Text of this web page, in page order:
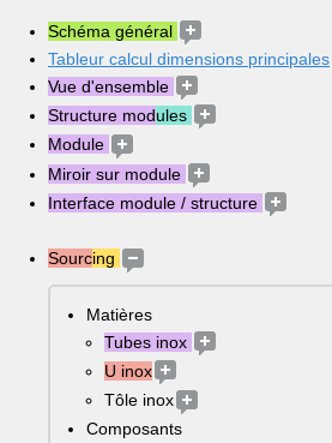
Schéma général
Tableur calcul dimensions principales
Vue d'ensemble
Structure modules
Module
Miroir sur module
Interface module / structure
Sourcing
Matières
Tubes inox
U inox
Tôle inox
Composants